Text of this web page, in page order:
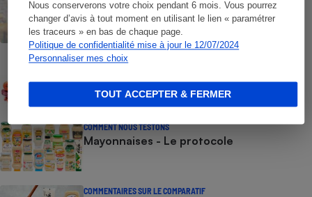
Nous conserverons votre choix pendant 6 mois. Vous pourrez
changer d’avis à tout moment en utilisant le lien « paramétrer
les traceurs » en bas de chaque page.
Politique de confidentialité mise à jour le 12/07/2024
Personnaliser mes choix
TOUT ACCEPTER & FERMER
Rappel Lidl : des œufs contaminés par la
salmonelle
CONSEILS
légumes d’été
COMMENT NOUS TESTONS
Mayonnaises - Le protocole
COMMENTAIRES SUR LE COMPARATIF